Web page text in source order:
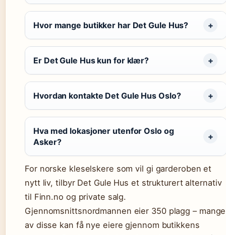
Hvor mange butikker har Det Gule Hus?
Er Det Gule Hus kun for klær?
Hvordan kontakte Det Gule Hus Oslo?
Hva med lokasjoner utenfor Oslo og
Asker?
For norske kleselskere som vil gi garderoben et
nytt liv, tilbyr Det Gule Hus et strukturert alternativ
til Finn.no og private salg.
Gjennomsnittsnordmannen eier 350 plagg – mange
av disse kan få nye eiere gjennom butikkens